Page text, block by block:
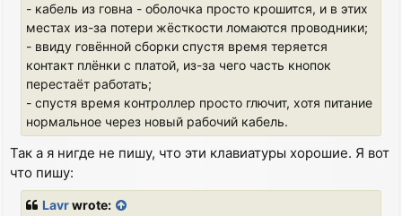
- кабель из говна - оболочка просто крошится, и в этих
местах из-за потери жёсткости ломаются проводники;
- ввиду говённой сборки спустя время теряется
контакт плёнки с платой, из-за чего часть кнопок
перестаёт работать;
- спустя время контроллер просто глючит, хотя питание
нормальное через новый рабочий кабель.
Так а я нигде не пишу, что эти клавиатуры хорошие. Я вот
что пишу:
Lavrwrote: